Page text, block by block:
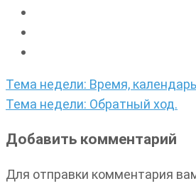
Навигация
по
Тема недели: Время,
Тема недели: Обратный ход.
Добавить комментарий
Для отправки комментария